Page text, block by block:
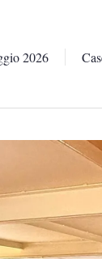
2026